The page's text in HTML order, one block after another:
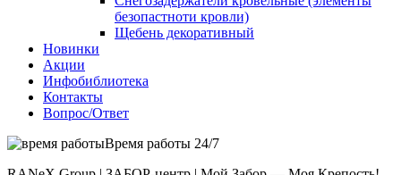
безопастноти кровли)
Щебень декоративный
Новинки
Акции
Инфобиблиотека
Контакты
Вопрос/Ответ
Время работы 24/7